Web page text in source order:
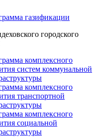
газификации
городского
комплексного
систем коммунальной
комплексного
транспортной
комплексного
социальной